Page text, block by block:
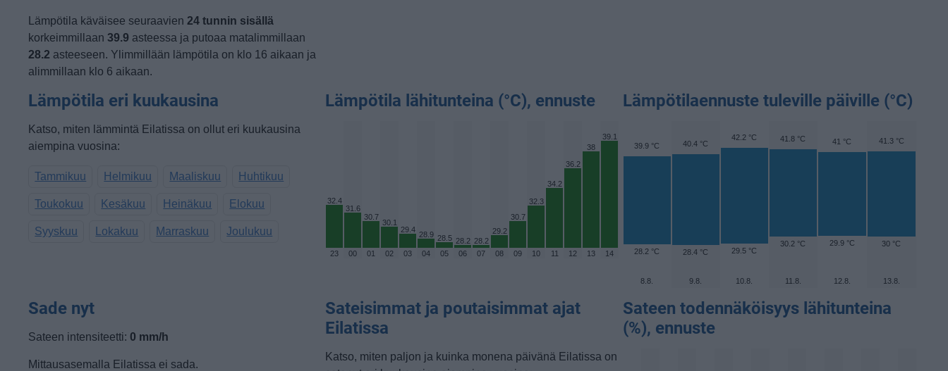
Lämpötila käväisee seuraavien24 tunnin sisällä
korkeimmillaan39.9 asteessa ja putoaa matalimmillaan
28.2 asteeseen. Ylimmillään lämpötila on klo 16 aikaan ja
alimmillaan klo 6 aikaan.
Lämpötila eri kuukausina
Katso, miten lämmintä Eilatissa on ollut eri kuukausina
aiempina vuosina:
Tammikuu Helmikuu Maaliskuu Huhtikuu
Toukokuu Kesäkuu Heinäkuu Elokuu
Syyskuu Lokakuu Marraskuu Joulukuu
Lämpötila lähitunteina (°C), ennuste
32.4
31.6
30.7
30.1
29.4
28.9 28.5 28.2 28.2
29.2
30.7
32.3
34.2
36.2
38
39.1
23 00 01 02 03 04 05 06 07 08 09 10 11 12 13 14
Lämpötilaennuste tuleville päiville (°C)
39.9 °C
28.2 °C
40.4 °C
28.4 °C
42.2 °C
29.5 °C
41.8 °C
30.2 °C
41 °C
29.9 °C
41.3 °C
30 °C
8.8. 9.8. 10.8. 11.8. 12.8. 13.8.
Sade nyt
Sateen intensiteetti: 0 mm/h
Mittausasemalla Eilatissa ei sada.
Sateisimmat ja poutaisimmat ajat
Eilatissa
Katso, miten paljon ja kuinka monena päivänä Eilatissa on
Sateen todennäköisyys lähitunteina
(%), ennuste